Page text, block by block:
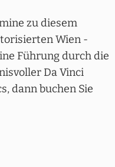
zu diesem
Wien -
Führung durch die
Da Vinci
dann buchen Sie